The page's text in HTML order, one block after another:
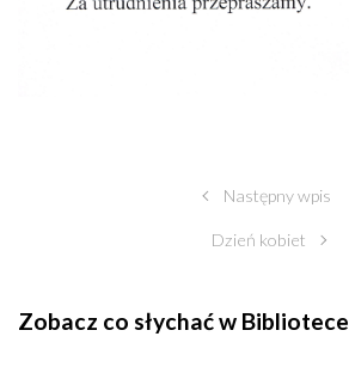
Następny wpis
Dzień kobiet
Zobacz co słychać w Bibliotece